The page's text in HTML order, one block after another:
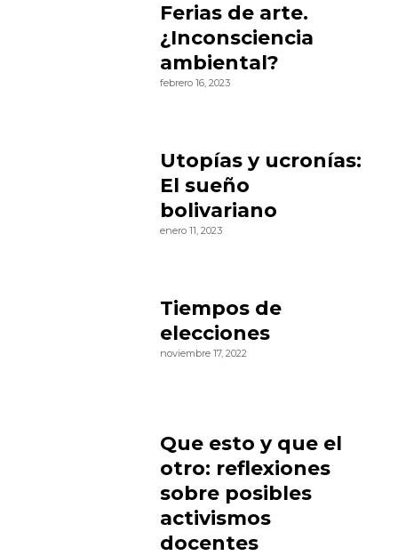
Ferias de arte.
¿Inconsciencia
ambiental?
febrero 16, 2023
Utopías y ucronías:
El sueño
bolivariano
enero 11, 2023
Tiempos de
elecciones
noviembre 17, 2022
Que esto y que el
otro: reflexiones
sobre posibles
activismos
docentes